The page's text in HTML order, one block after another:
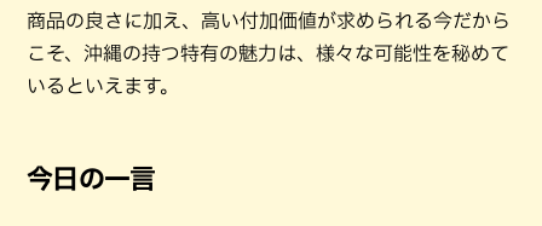
商品の良さに加え、高い付加価値が求められる今だから
こそ、沖縄の持つ特有の魅力は、様々な可能性を秘めて
いるといえます。
今日の一言